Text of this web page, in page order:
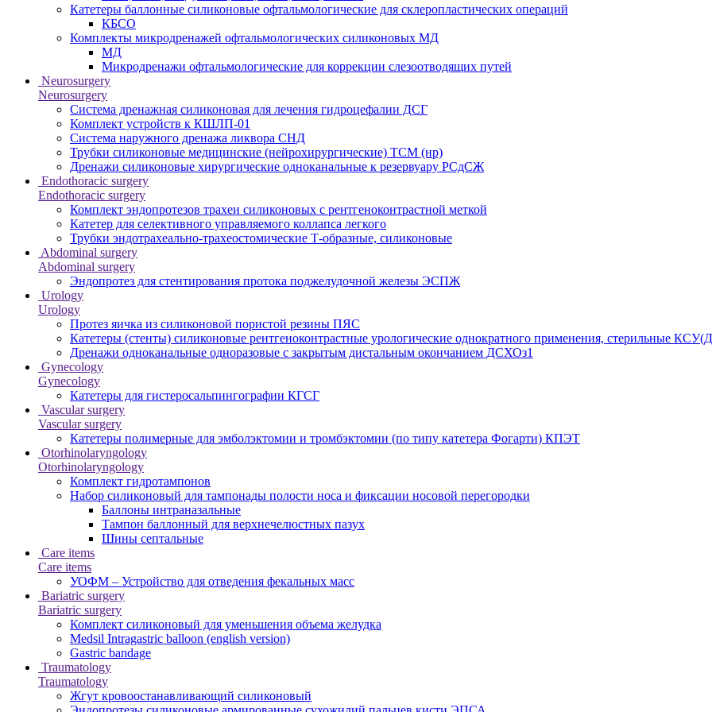
Катетеры баллонные силиконовые офтальмологические для склеропластических операций
КБСО
Комплекты микродренажей офтальмологических силиконовых МД
МД
Микродренажи офтальмологические для коррекции слезоотводящих путей
Neurosurgery
Neurosurgery
Система дренажная силиконовая для лечения гидроцефалии ДСГ
Комплект устройств к КШЛП-01
Система наружного дренажа ликвора СНД
Трубки силиконовые медицинские (нейрохирургические) ТСМ (нр)
Дренажи силиконовые хирургические одноканальные к резервуару РСдСЖ
Endothoracic surgery
Endothoracic surgery
Комплект эндопротезов трахеи силиконовых с рентгеноконтрастной меткой
Катетер для селективного управляемого коллапса легкого
Трубки эндотрахеально-трахеостомические Т-образные, силиконовые
Abdominal surgery
Abdominal surgery
Эндопротез для стентирования протока поджелудочной железы ЭСПЖ
Urology
Urology
Протез яичка из силиконовой пористой резины ПЯС
Катетеры (стенты) силиконовые рентгеноконтрастные урологические однократного применения, стерильные
Дренажи одноканальные одноразовые с закрытым дистальным окончанием ДСХОз1
Gynecology
Gynecology
Катетеры для гистеросальпингографии КГСГ
Vascular surgery
Vascular surgery
Катетеры полимерные для эмболэктомии и тромбэктомии (по типу катетера Фогарти) КПЭТ
Otorhinolaryngology
Otorhinolaryngology
Комплект гидротампонов
Набор силиконовый для тампонады полости носа и фиксации носовой перегородки
Баллоны интраназальные
Тампон баллонный для верхнечелюстных пазух
Шины септальные
Care items
Care items
УОФМ – Устройство для отведения фекальных масс
Bariatric surgery
Bariatric surgery
Комплект силиконовый для уменьшения объема желудка
Medsil Intragastric balloon (english version)
Gastric bandage
Traumatology
Traumatology
Жгут кровоостанавливающий силиконовый